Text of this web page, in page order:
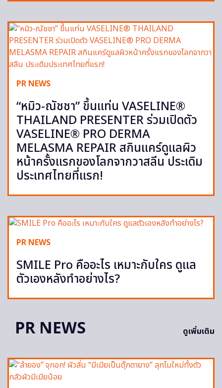
PR NEWS
“หมิว-ณัชชา” ขึ้นแท่น VASELINE®
THAILAND PRESENTER ร่วมเปิดตัว
VASELINE® PRO DERMA
MELASMA REPAIR สกินแคร์ดูแลผิว
หน้าครั้งแรกของโลกจากวาสลีน ประเดิม
ประเทศไทยที่แรก!
PR NEWS
SMILE Pro คืออะไร เหมาะกับใคร ดูแล
ตัวเองหลังทำอย่างไร?
PR NEWS ดูเพิ่มเติม